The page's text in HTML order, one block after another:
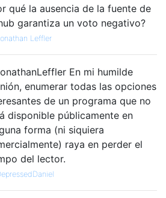
qué la ausencia de la fuente de
garantiza un voto negativo?
Leffler
En mi humilde
enumerar todas las opciones
de un programa que no
disponible públicamente en
forma (ni siquiera
raya en perder el
del lector.